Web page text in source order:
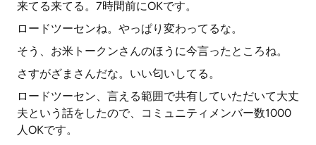
来てる来てる。7時間前にOKです。
ロードツーセンね。やっぱり変わってるな。
そう、お米トークンさんのほうに今言ったところね。
さすがざまさんだな。いい匂いしてる。
ロードツーセン、言える範囲で共有していただいて大丈
夫という話をしたので、コミュニティメンバー数1000
人OKです。